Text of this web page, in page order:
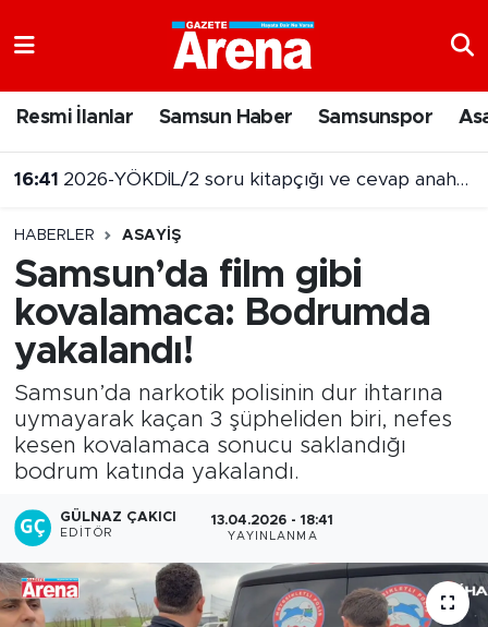
Resmi İlanlar Samsun Haber Samsunspor
16:41 2026-YÖKDİL/2 soru kitapçığı ve cevap anahtarı yayımlandı
HABERLER ASAYIŞ
Samsun’da film gibi
kovalamaca: Bodrumda
yakalandı!
Samsun’da narkotik polisinin dur ihtarına
uymayarak kaçan 3 şüpheliden biri, nefes
kesen kovalamaca sonucu saklandığı
bodrum katında yakalandı.
GÜLNAZ ÇAKICI
EDITÖR
13.04.2026 - 18:41
YAYINLANMA
Trafik Durumu
Süper Lig Puan Durumu ve Fikstür
Tüm Manşetler
Son Dakika Haberleri
Haber Arşivi